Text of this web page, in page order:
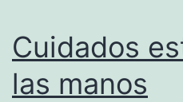
Cuidados
las manos